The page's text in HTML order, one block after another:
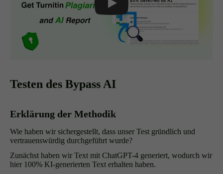
Play
Testen des Bypass AI
Erklärung der Methodik
Wie haben wir sichergestellt, dass unser Test gründlich und
vertrauenswürdig durchgeführt wurde?
Zunächst haben wir Text mit ChatGPT-4 generiert, wodurch wir
hier 100% KI-generierten Text erhalten haben.